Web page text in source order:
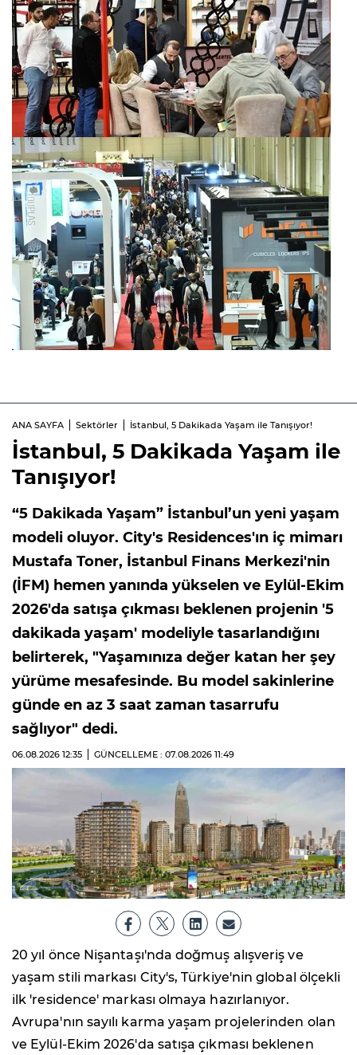
ANA SAYFA Sektörler İstanbul, 5 Dakikada Yaşam ile Tanışıyor!
İstanbul, 5 Dakikada Yaşam ile
Tanışıyor!
“5 Dakikada Yaşam” İstanbul’un yeni yaşam
modeli oluyor. City's Residences'ın iç mimarı
Mustafa Toner, İstanbul Finans Merkezi'nin
(İFM) hemen yanında yükselen ve Eylül-Ekim
2026'da satışa çıkması beklenen projenin '5
dakikada yaşam' modeliyle tasarlandığını
belirterek, "Yaşamınıza değer katan her şey
yürüme mesafesinde. Bu model sakinlerine
günde en az 3 saat zaman tasarrufu
sağlıyor" dedi.
06.08.2026 12:35 GÜNCELLEME : 07.08.2026 11:49
20 yıl önce Nişantaşı'nda doğmuş alışveriş ve
yaşam stili markası City's, Türkiye'nin global ölçekli
ilk 'residence' markası olmaya hazırlanıyor.
Avrupa'nın sayılı karma yaşam projelerinden olan
ve Eylül-Ekim 2026'da satışa çıkması beklenen